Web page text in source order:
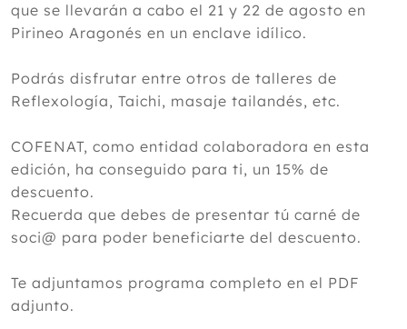
que se llevarán a cabo el 21 y 22 de agosto en
Pirineo Aragonés en un enclave idílico.
Podrás disfrutar entre otros de talleres de
Reflexología, Taichi, masaje tailandés, etc.
COFENAT, como entidad colaboradora en esta
edición, ha conseguido para ti, un 15% de
descuento.
Recuerda que debes de presentar tú carné de
soci@ para poder beneficiarte del descuento.
Te adjuntamos programa completo en el PDF
adjunto.